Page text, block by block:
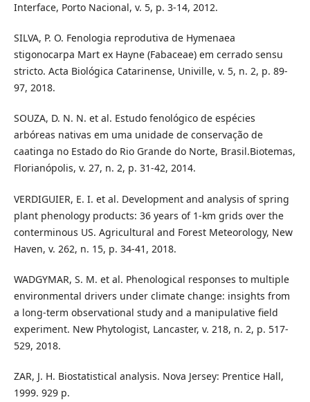
Interface, Porto Nacional, v. 5, p. 3-14, 2012.
SILVA, P. O. Fenologia reprodutiva de Hymenaea
stigonocarpa Mart ex Hayne (Fabaceae) em cerrado sensu
stricto. Acta Biológica Catarinense, Univille, v. 5, n. 2, p. 89-
97, 2018.
SOUZA, D. N. N. et al. Estudo fenológico de espécies
arbóreas nativas em uma unidade de conservação de
caatinga no Estado do Rio Grande do Norte, Brasil.Biotemas,
Florianópolis, v. 27, n. 2, p. 31-42, 2014.
VERDIGUIER, E. I. et al. Development and analysis of spring
plant phenology products: 36 years of 1-km grids over the
conterminous US. Agricultural and Forest Meteorology, New
Haven, v. 262, n. 15, p. 34-41, 2018.
WADGYMAR, S. M. et al. Phenological responses to multiple
environmental drivers under climate change: insights from
a long-term observational study and a manipulative field
experiment. New Phytologist, Lancaster, v. 218, n. 2, p. 517-
529, 2018.
ZAR, J. H. Biostatistical analysis. Nova Jersey: Prentice Hall,
1999. 929 p.